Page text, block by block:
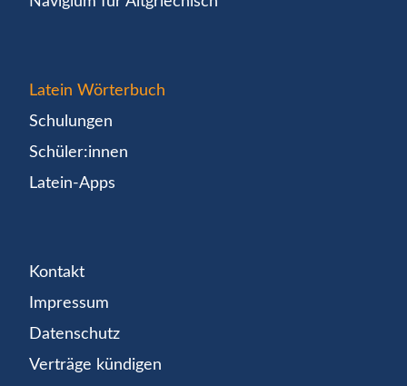
Latein Wörterbuch
Schulungen
Schüler:innen
Latein-Apps
Kontakt
Impressum
Datenschutz
Verträge kündigen